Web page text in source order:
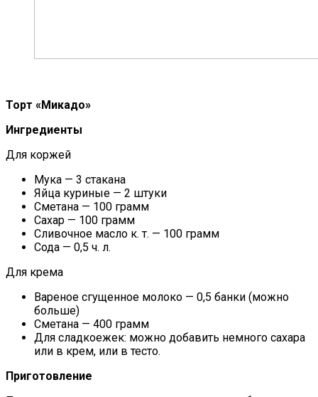
Торт «Микадо»
Ингредиенты
Для коржей
Мука — 3 стакана
Яйца куриные — 2 штуки
Сметана — 100 грамм
Сахар — 100 грамм
Сливочное масло к. т. — 100 грамм
Сода — 0,5 ч. л.
Для крема
Вареное сгущенное молоко — 0,5 банки (можно
больше)
Сметана — 400 грамм
Для сладкоежек: можно добавить немного сахара
или в крем, или в тесто.
Приготовление